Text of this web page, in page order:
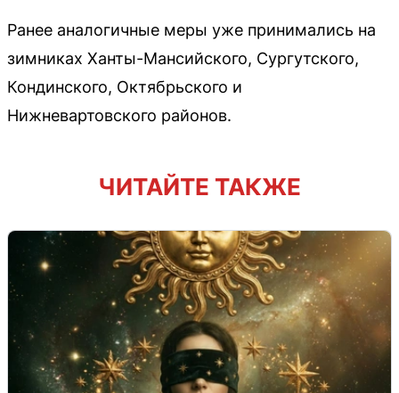
Ранее аналогичные меры уже принимались на
зимниках Ханты-Мансийского, Сургутского,
Кондинского, Октябрьского и
Нижневартовского районов.
ЧИТАЙТЕ ТАКЖЕ